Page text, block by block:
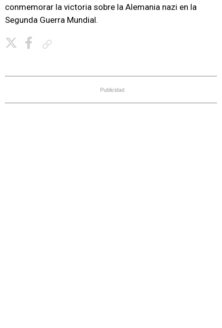
conmemorar la victoria sobre la Alemania nazi en la
Segunda Guerra Mundial.
Publicidad